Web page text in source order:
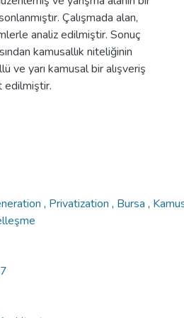
Çalışmada alan,
analiz edilmiştir. Sonuç
kamusallık niteliğinin
ve yarı kamusal bir alışveriş
edilmiştir.
, Privatization , Bursa ,